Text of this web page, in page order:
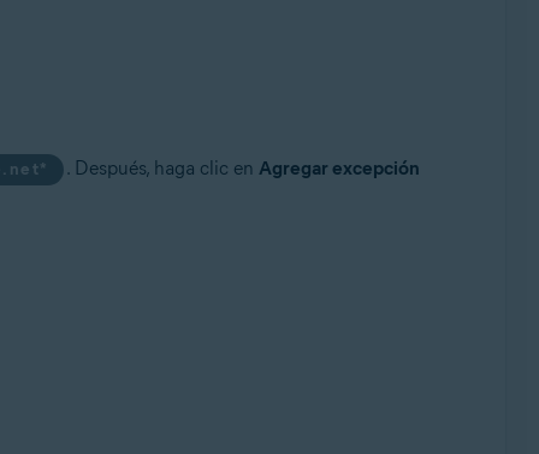
. Después, haga clic en Agregar excepción